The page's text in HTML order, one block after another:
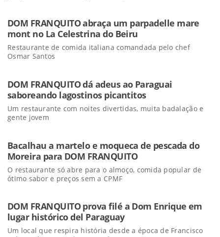
DOM FRANQUITO abraça um parpadelle mare
mont no La Celestrina do Beiru
Restaurante de comida italiana comandada pelo chef
Osmar Santos
DOM FRANQUITO dá adeus ao Paraguai
saboreando lagostinos picantitos
Um restaurante com noites divertidas, muita badalação e
gente jovem
Bacalhau a martelo e moqueca de pescada do
Moreira para DOM FRANQUITO
O restaurante só abre para o almoço, comida popular de
ótimo sabor e preços sem a CPMF
DOM FRANQUITO prova filé a Dom Enrique em
lugar histórico del Paraguay
Um local que respira história desde a época de Francisco